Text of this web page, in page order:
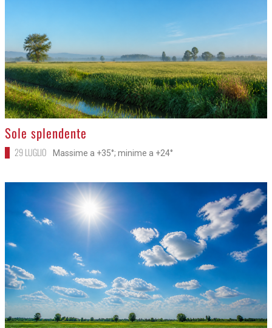
>
Sole splendente
29 LUGLIO Massime a +35°; minime a +24°